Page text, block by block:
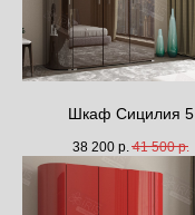
Шкаф Сицилия 5
38 200 р. 41 500 р.